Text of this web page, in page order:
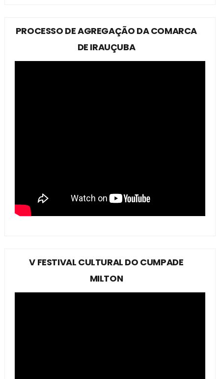
PROCESSO DE AGREGAÇÃO DA COMARCA
DE IRAUÇUBA
V FESTIVAL CULTURAL DO CUMPADE
MILTON